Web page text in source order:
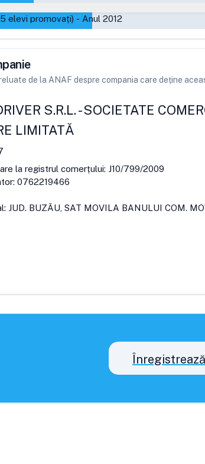
elevi promovați) - Anul 2012
de la ANAF despre compania care deține
S.R.L.-SOCIETATE
LIMITATĂ
la registrul comerțului: J10/799/2009
0762219466
JUD. BUZĂU, SAT MOVILA BANULUI COM.